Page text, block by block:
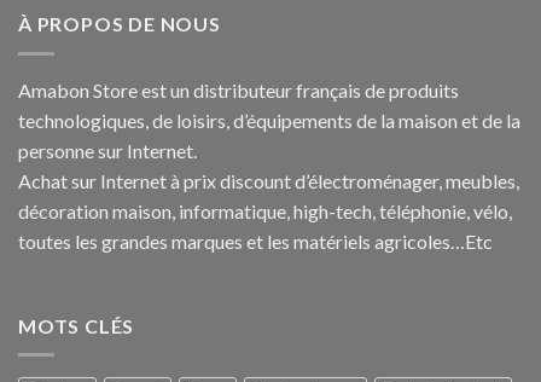
À PROPOS DE NOUS
Amabon Store est un distributeur français de produits
technologiques, de loisirs, d’équipements de la maison et de la
personne sur Internet.
Achat sur Internet à prix discount d’électroménager, meubles,
décoration maison, informatique, high-tech, téléphonie, vélo,
toutes les grandes marques et les matériels agricoles…Etc
MOTS CLÉS